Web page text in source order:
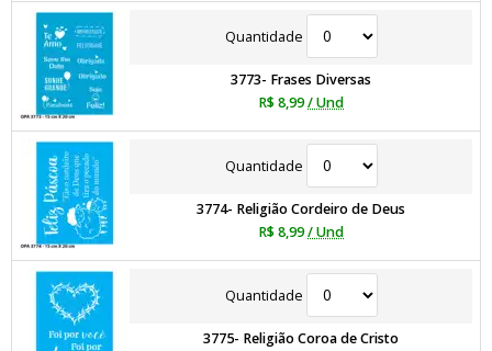
Quantidade
3773- Frases Diversas
R$ 8,99/ Und
Quantidade
3774- Religião Cordeiro de Deus
R$ 8,99/ Und
Quantidade
3775- Religião Coroa de Cristo